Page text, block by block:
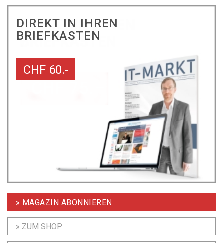
DIREKT IN IHREN
BRIEFKASTEN
CHF 60.-
» MAGAZIN ABONNIEREN
» ZUM SHOP